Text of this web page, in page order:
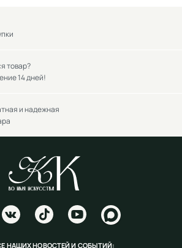
товар?
14 дней!
и надежная
НАШИХ НОВОСТЕЙ И СОБЫТИЙ: